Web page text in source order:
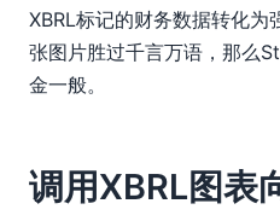
XBRL标记的财务数据转化为
张图片胜过千言万语，那么
金一般。
调用XBRL图表